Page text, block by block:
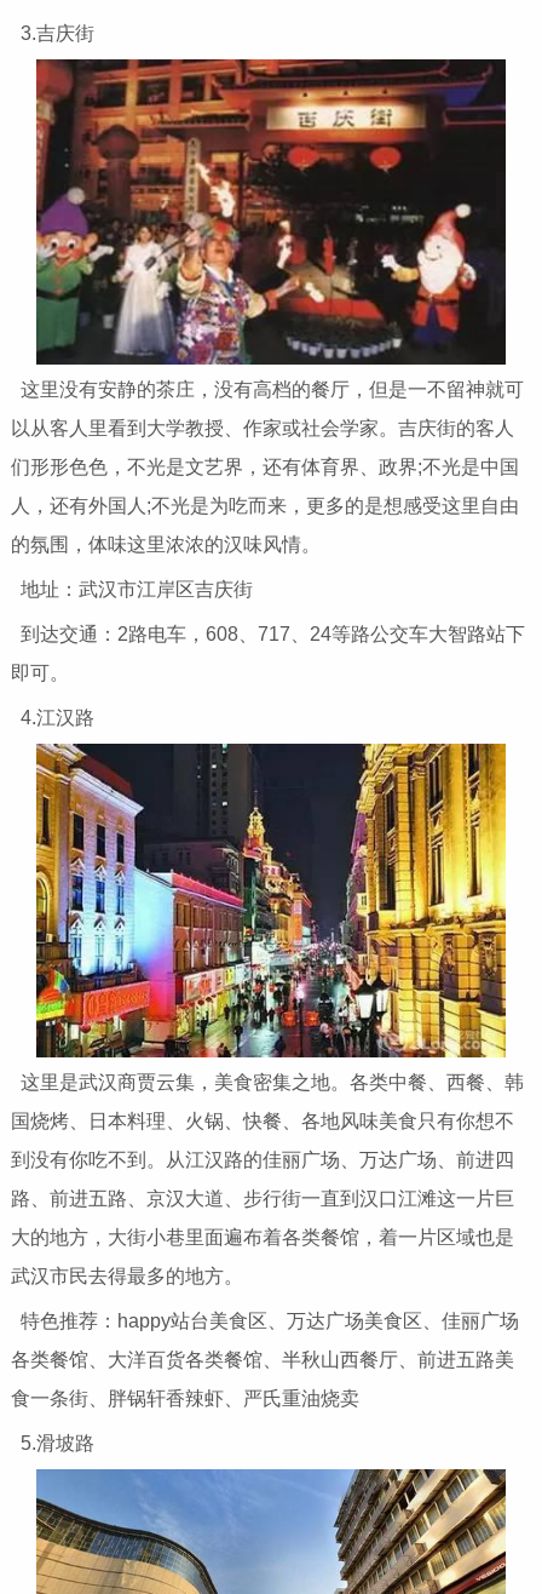
3.吉庆街
这里没有安静的茶庄，没有高档的餐厅，但是一不留神就可
以从客人里看到大学教授、作家或社会学家。吉庆街的客人
们形形色色，不光是文艺界，还有体育界、政界;不光是中国
人，还有外国人;不光是为吃而来，更多的是想感受这里自由
的氛围，体味这里浓浓的汉味风情。
地址：武汉市江岸区吉庆街
到达交通：2路电车，608、717、24等路公交车大智路站下
即可。
4.江汉路
这里是武汉商贾云集，美食密集之地。各类中餐、西餐、韩
国烧烤、日本料理、火锅、快餐、各地风味美食只有你想不
到没有你吃不到。从江汉路的佳丽广场、万达广场、前进四
路、前进五路、京汉大道、步行街一直到汉口江滩这一片巨
大的地方，大街小巷里面遍布着各类餐馆，着一片区域也是
武汉市民去得最多的地方。
特色推荐：happy站台美食区、万达广场美食区、佳丽广场
各类餐馆、大洋百货各类餐馆、半秋山西餐厅、前进五路美
食一条街、胖锅轩香辣虾、严氏重油烧卖
5.滑坡路